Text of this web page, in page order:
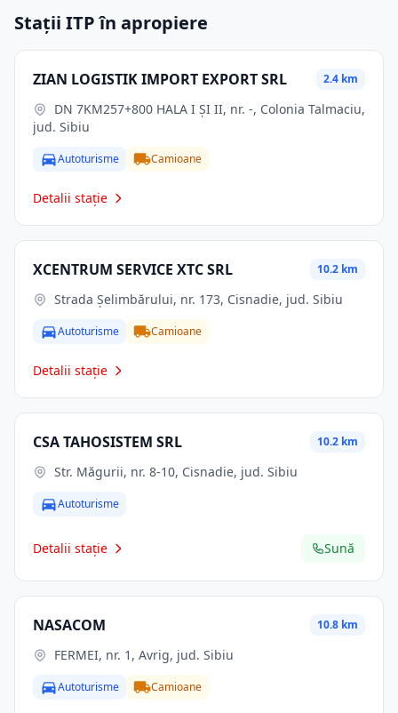
Stații ITP în apropiere
ZIAN LOGISTIK IMPORT EXPORT SRL 2.4 km
jud. Sibiu
Autoturisme Camioane
Detalii stație
XCENTRUM SERVICE XTC SRL 10.2 km
Strada Șelimbărului, nr. 173, Cisnadie, jud. Sibiu
Autoturisme Camioane
Detalii stație
CSA TAHOSISTEM SRL 10.2 km
Str. Măgurii, nr. 8-10, Cisnadie, jud. Sibiu
Autoturisme
Detalii stație Sună
NASACOM 10.8 km
FERMEI, nr. 1, Avrig, jud. Sibiu
Autoturisme Camioane